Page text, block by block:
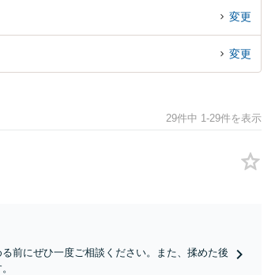
変更
変更
29件中 1-29件を表示
前にぜひ一度ご相談ください。また、揉めた後